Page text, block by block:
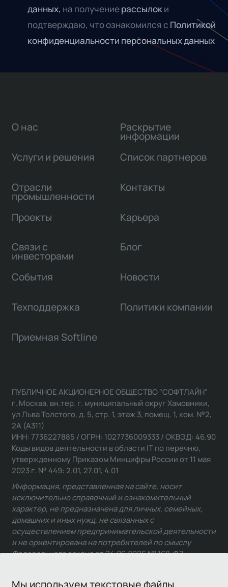
данных, на получениерассылоки
подтверждаю, что ознакомился с Политикой
конфиденциальности персональных данных
Мы используем текстовые файлы
О нас
Услуги и решения
Отрасли
промышленности
Проекты
Связи с
инвесторами
Раскрытие
информации
Список партнеров
Контакты
Карьера
Блог
События Новости
Техподдержка Политики компании
Приемная Softline
ПУБЛИЧНОЕ АКЦИОНЕРНОЕ ОБЩЕСТВО "СОФТЛАЙН"
г. Москва, вн.тер. г. муниципальный округ Хамовники,
ул Льва Толстого, д. 5, стр. 1, этаж 3, помещ. 1, ком. №2,
2А (А311)
ИНН: 7736227885 / ОГРН: 1027736009333 / ОКВЭД: 46.90
Коды видов деятельности в области IT по перечню,
утвержденному Приказом Минцифры России от 11 мая
2023 г. № 449: 2.01, 27.01, 4.01
Информация, представленная на сайте, носит
исключительно справочный и ознакомительный
характер, не предназначена для личных, семейных,
домашних и иных нужд, не связанных с
осуществлением предпринимательской деятельности
и не ориентирована на потребителей по смыслу
Федерального закона от 24.06.2025 № 168-ФЗ.